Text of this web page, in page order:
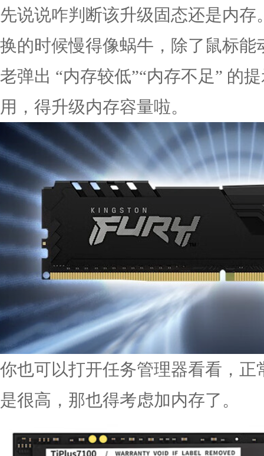
先说说咋判断该升级固态还是内
换的时候慢得像蜗牛，除了鼠标
老弹出 “内存较低”“内存不足” 的
用，得升级内存容量啦。
你也可以打开任务管理器看看，
是很高，那也得考虑加内存了。